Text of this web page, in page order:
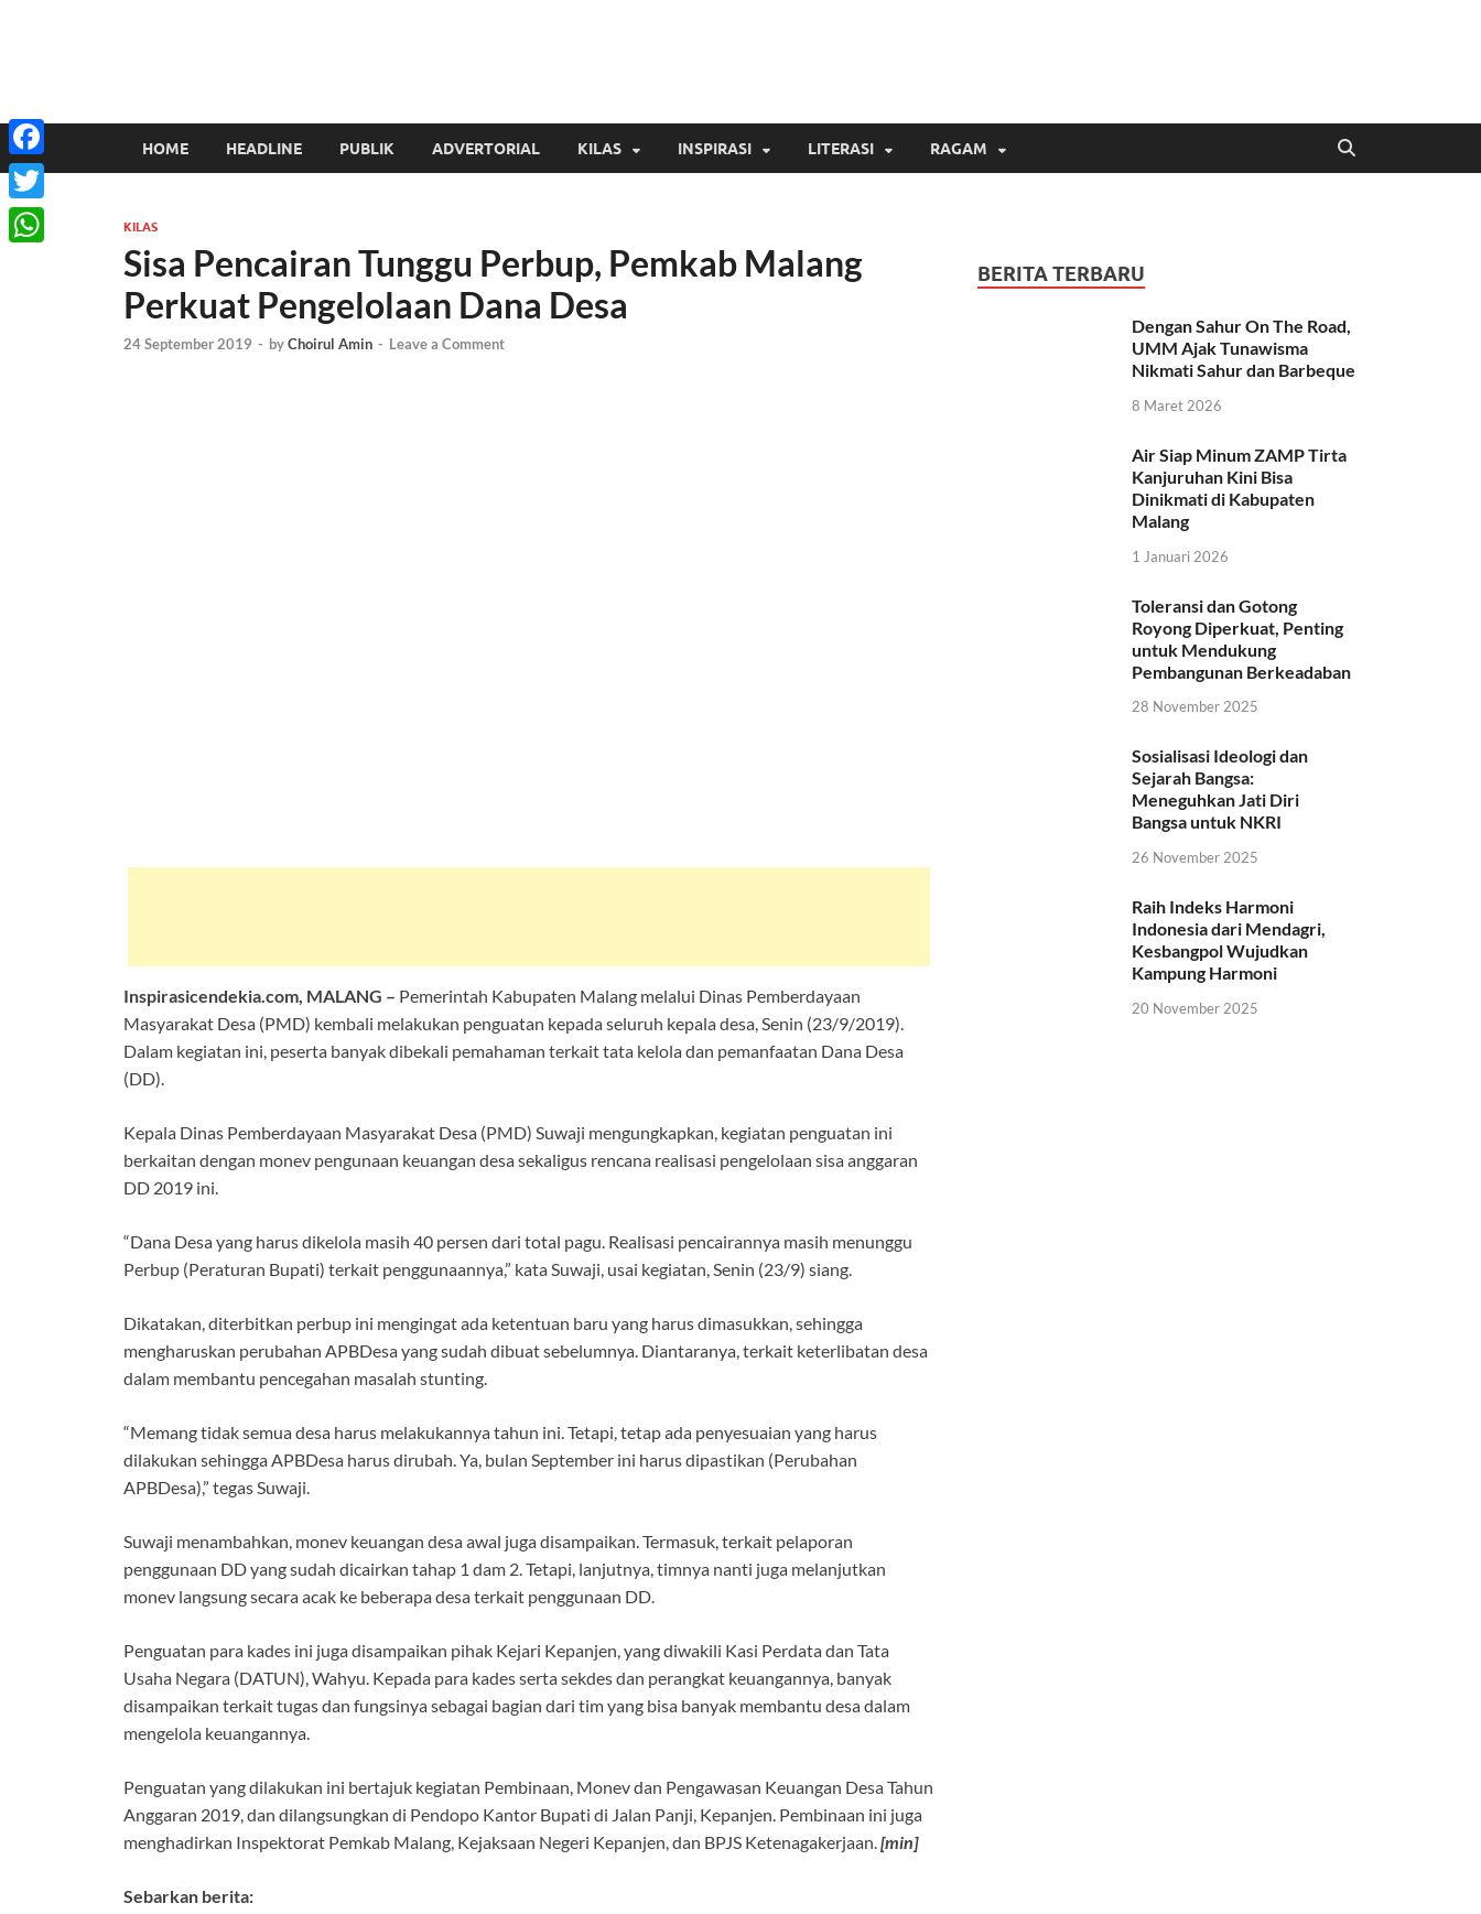
HOME HEADLINE PUBLIK ADVERTORIAL KILAS INSPIRASI LITERASI RAGAM
KILAS
Sisa Pencairan Tunggu Perbup, Pemkab Malang
Perkuat Pengelolaan Dana Desa
24 September 2019 - byChoirul Amin - Leave a Comment
Inspirasicendekia.com, MALANG – Pemerintah Kabupaten Malang melalui Dinas Pemberdayaan
Masyarakat Desa (PMD) kembali melakukan penguatan kepada seluruh kepala desa, Senin (23/9/2019).
Dalam kegiatan ini, peserta banyak dibekali pemahaman terkait tata kelola dan pemanfaatan Dana Desa
(DD).
Kepala Dinas Pemberdayaan Masyarakat Desa (PMD) Suwaji mengungkapkan, kegiatan penguatan ini
berkaitan dengan monev pengunaan keuangan desa sekaligus rencana realisasi pengelolaan sisa anggaran
DD 2019 ini.
“Dana Desa yang harus dikelola masih 40 persen dari total pagu. Realisasi pencairannya masih menunggu
Perbup (Peraturan Bupati) terkait penggunaannya,” kata Suwaji, usai kegiatan, Senin (23/9) siang.
Dikatakan, diterbitkan perbup ini mengingat ada ketentuan baru yang harus dimasukkan, sehingga
mengharuskan perubahan APBDesa yang sudah dibuat sebelumnya. Diantaranya, terkait keterlibatan desa
dalam membantu pencegahan masalah stunting.
“Memang tidak semua desa harus melakukannya tahun ini. Tetapi, tetap ada penyesuaian yang harus
dilakukan sehingga APBDesa harus dirubah. Ya, bulan September ini harus dipastikan (Perubahan
APBDesa),” tegas Suwaji.
Suwaji menambahkan, monev keuangan desa awal juga disampaikan. Termasuk, terkait pelaporan
penggunaan DD yang sudah dicairkan tahap 1 dam 2. Tetapi, lanjutnya, timnya nanti juga melanjutkan
monev langsung secara acak ke beberapa desa terkait penggunaan DD.
Penguatan para kades ini juga disampaikan pihak Kejari Kepanjen, yang diwakili Kasi Perdata dan Tata
Usaha Negara (DATUN), Wahyu. Kepada para kades serta sekdes dan perangkat keuangannya, banyak
disampaikan terkait tugas dan fungsinya sebagai bagian dari tim yang bisa banyak membantu desa dalam
mengelola keuangannya.
Penguatan yang dilakukan ini bertajuk kegiatan Pembinaan, Monev dan Pengawasan Keuangan Desa Tahun
Anggaran 2019, dan dilangsungkan di Pendopo Kantor Bupati di Jalan Panji, Kepanjen. Pembinaan ini juga
menghadirkan Inspektorat Pemkab Malang, Kejaksaan Negeri Kepanjen, dan BPJS Ketenagakerjaan.[min]
Sebarkan berita:
BERITA TERBARU
Dengan Sahur On The Road,
UMM Ajak Tunawisma
Nikmati Sahur dan Barbeque
8 Maret 2026
Air Siap Minum ZAMP Tirta
Kanjuruhan Kini Bisa
Dinikmati di Kabupaten
Malang
1 Januari 2026
Toleransi dan Gotong
Royong Diperkuat, Penting
untuk Mendukung
Pembangunan Berkeadaban
28 November 2025
Sosialisasi Ideologi dan
Sejarah Bangsa:
Meneguhkan Jati Diri
Bangsa untuk NKRI
26 November 2025
Raih Indeks Harmoni
Indonesia dari Mendagri,
Kesbangpol Wujudkan
Kampung Harmoni
20 November 2025
Facebook
Twitter